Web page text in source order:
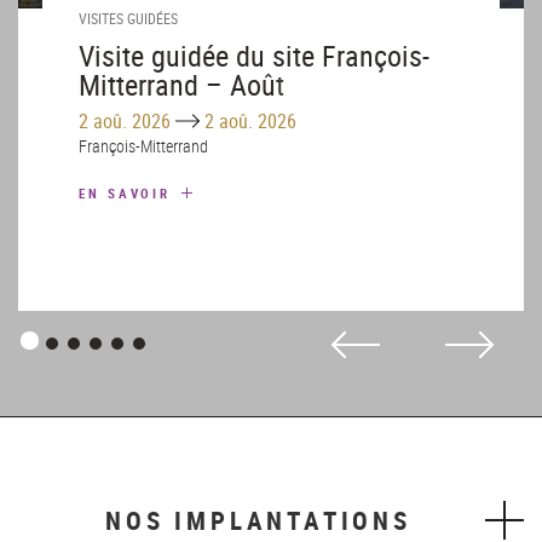
VISITES GUIDÉES
Visite guidée du site François-
Mitterrand – Août
2 aoû. 2026 Until2 aoû. 2026
François-Mitterrand
EN SAVOIR
Panneau
Panneau
Panneau
Panneau
Panneau
Panneau
NOS IMPLANTATIONS